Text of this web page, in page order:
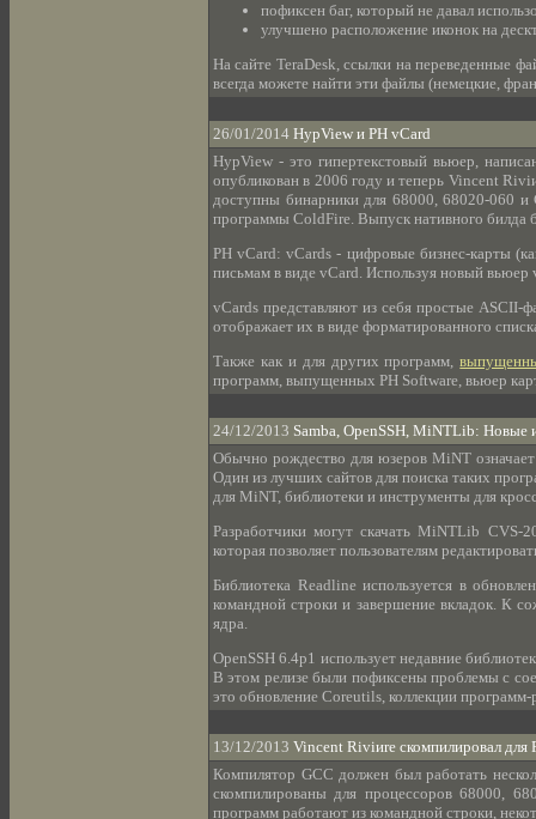
пофиксен баг, который не давал
улучшено расположение иконок на
На сайте TeraDesk, ссылки на переведенные
всегда можете найти эти файлы (немецкие,
26/01/2014 HypView и PH vCard
HypView - это гипертекстовый вьюер,
опубликован в 2006 году и теперь Vincent
доступны бинарники для 68000, 68020-060 и
программы ColdFire. Выпуск нативного билда
PH vCard: vCards - цифровые бизнес-карты
письмам в виде vCard. Используя новый
vCards представляют из себя простые
отображает их в виде форматированного
Также как и для других программ,
программ, выпущенных PH Software, вьюер
24/12/2013 Samba, OpenSSH, MiNTLib:
Обычно рождество для юзеров MiNT
Один из лучших сайтов для поиска таких
для MiNT, библиотеки и инструменты для
Разработчики могут скачать MiNTLib
которая позволяет пользователям
Библиотека Readline используется в
командной строки и завершение вкладок. К
ядра.
OpenSSH 6.4p1 использует недавние
В этом релизе были пофиксены проблемы с
это обновление Coreutils, коллекции программ-
13/12/2013 Vincent Riviиre скомпилировал для
Компилятор GCC должен был работать
скомпилированы для процессоров 68000,
программ работают из командной строки,